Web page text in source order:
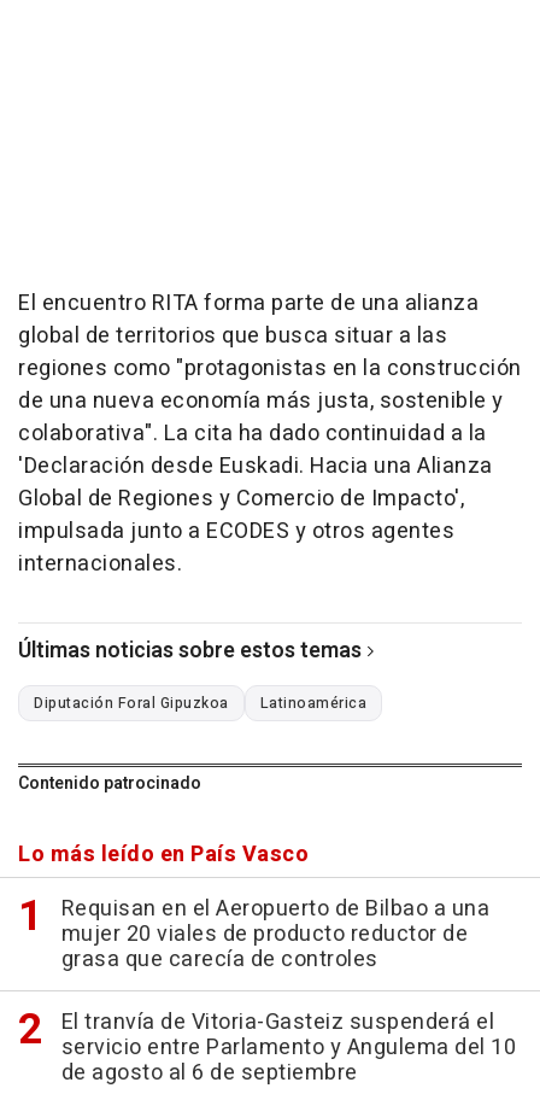
El encuentro RITA forma parte de una alianza
global de territorios que busca situar a las
regiones como "protagonistas en la construcción
de una nueva economía más justa, sostenible y
colaborativa". La cita ha dado continuidad a la
'Declaración desde Euskadi. Hacia una Alianza
Global de Regiones y Comercio de Impacto',
impulsada junto a ECODES y otros agentes
internacionales.
Últimas noticias sobre estos temas
Diputación Foral Gipuzkoa Latinoamérica
Contenido patrocinado
Lo más leído en País Vasco
Requisan en el Aeropuerto de Bilbao a una
mujer 20 viales de producto reductor de
grasa que carecía de controles
El tranvía de Vitoria-Gasteiz suspenderá el
servicio entre Parlamento y Angulema del 10
de agosto al 6 de septiembre